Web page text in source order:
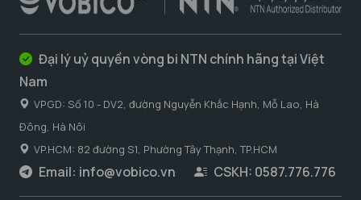
Đại lý uỷ quyền vòng bi NTN chính hãng tại Việt
Nam
VPGD: Số 10 - DV2, đường Nguyễn Khắc Hạnh, Mỗ Lao, Hà
Đông, Hà Nôi
VP.HCM: 82 đường S1, Phường Tây Thạnh, TP.HCM
Email: info@vobico.vn CSKH: 0587.776.776